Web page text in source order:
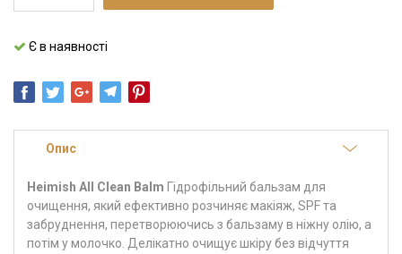
Є в наявності
Опис
Heimish All Clean Balm Гідрофільний бальзам для
очищення, який ефективно розчиняє макіяж, SPF та
забруднення, перетворюючись з бальзаму в ніжну олію, а
потім у молочко. Делікатно очищує шкіру без відчуття